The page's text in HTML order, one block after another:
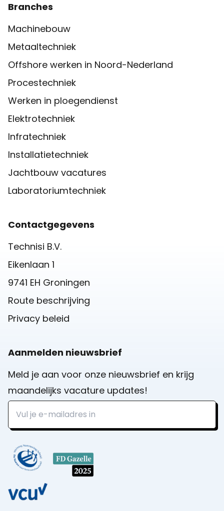
Branches
Machinebouw
Metaaltechniek
Offshore werken in Noord-Nederland
Procestechniek
Werken in ploegendienst
Elektrotechniek
Infratechniek
Installatietechniek
Jachtbouw vacatures
Laboratoriumtechniek
Contactgegevens
Technisi B.V.
Eikenlaan 1
9741 EH Groningen
Route beschrijving
Privacy beleid
Aanmelden nieuwsbrief
Meld je aan voor onze nieuwsbrief en krijg
maandelijks vacature updates!